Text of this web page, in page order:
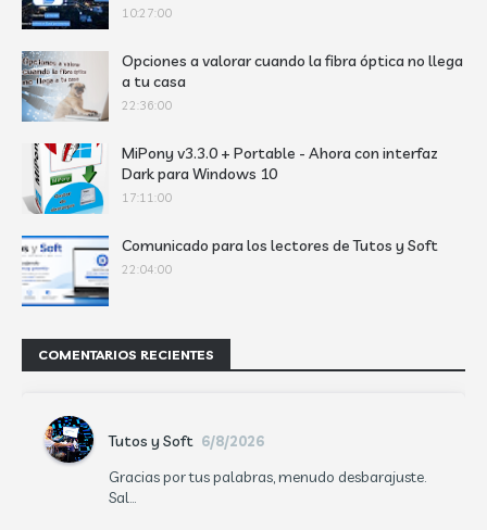
10:27:00
Opciones a valorar cuando la fibra óptica no llega
a tu casa
22:36:00
MiPony v3.3.0 + Portable - Ahora con interfaz
Dark para Windows 10
17:11:00
Comunicado para los lectores de Tutos y Soft
22:04:00
COMENTARIOS RECIENTES
Tutos y Soft 6/8/2026
Gracias por tus palabras, menudo desbarajuste.
Sal...